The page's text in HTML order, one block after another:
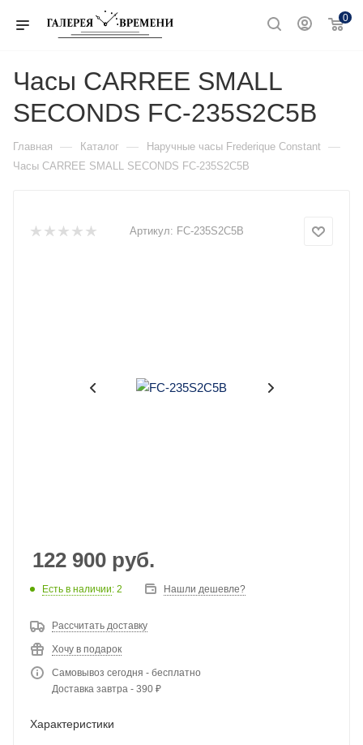
0
Часы CARREE SMALL
SECONDS FC-235S2C5B
Главная — Каталог — Наручные часы Frederique Constant —
Часы CARREE SMALL SECONDS FC-235S2C5B
Артикул: FC-235S2C5B
122 900 руб.
Есть в наличии: 2 Нашли дешевле?
Рассчитать доставку
Хочу в подарок
Самовывоз сегодня - бесплатно
Доставка завтра - 390 ₽
Характеристики